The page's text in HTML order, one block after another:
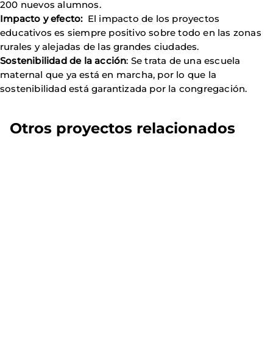
200 nuevos alumnos.
Impacto y efecto:El impacto de los proyectos
educativos es siempre positivo sobre todo en las zonas
rurales y alejadas de las grandes ciudades.
Sostenibilidad de la acción: Se trata de una escuela
maternal que ya está en marcha, por lo que la
sostenibilidad está garantizada por la congregación.
Otros proyectos relacionados